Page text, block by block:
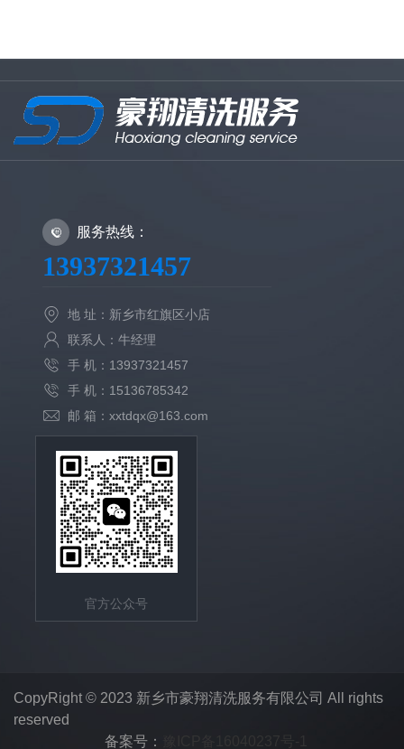
官方公众号
服务热线：
13937321457
地 址：新乡市红旗区小店
联系人：牛经理
手 机：13937321457
手 机：15136785342
邮 箱：xxtdqx@163.com
CopyRight © 2023 新乡市豪翔清洗服务有限公司 All rights
reserved
备案号：
豫ICP备16040237号-1